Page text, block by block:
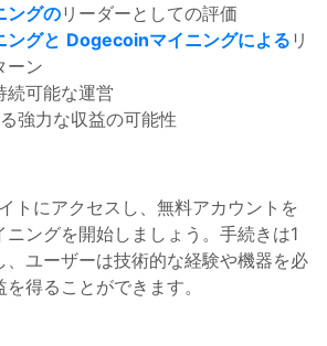
ングのリーダーとしての評価
ングと Dogecoinマイニングによる リ
ーン
続可能な運営
強力な収益の可能性
トにアクセスし、無料アカウントを
ングを開始しましょう。手続きは1
、ユーザーは技術的な経験や機器を必
得ることができます。